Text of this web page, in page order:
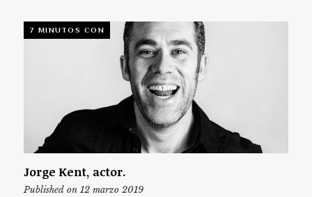
7 MINUTOS CON
Jorge Kent, actor.
Published on 12 marzo 2019